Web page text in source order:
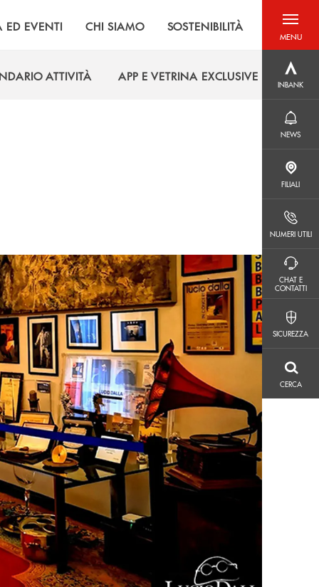
ED EVENTI CHI SIAMO SOSTENIBILITÀ
MENU
menu
INBANK
INBANK
NEWS
FILIALI
NUMERI UTILI
CHAT E
CONTATTI
CHAT E CONTATTI
SICUREZZA
SICUREZZA
CERCA
ATTIVITÀ
APP E VETRINA EXCLUSIVE